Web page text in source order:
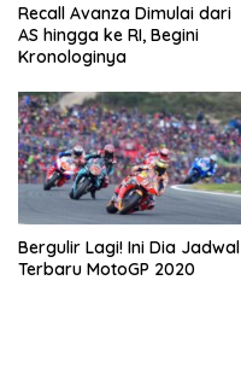
Recall Avanza Dimulai dari
AS hingga ke RI, Begini
Kronologinya
Bergulir Lagi! Ini Dia Jadwal
Terbaru MotoGP 2020